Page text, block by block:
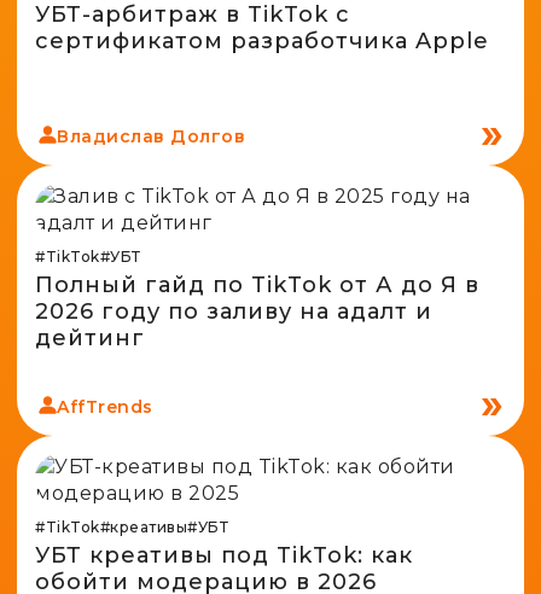
УБТ-арбитраж в TikTok с
сертификатом разработчика Apple
Владислав Долгов
#TikTok#УБТ
Полный гайд по TikTok от А до Я в
2026 году по заливу на адалт и
дейтинг
AffTrends
#TikTok#креативы#УБТ
УБТ креативы под TikTok: как
обойти модерацию в 2026